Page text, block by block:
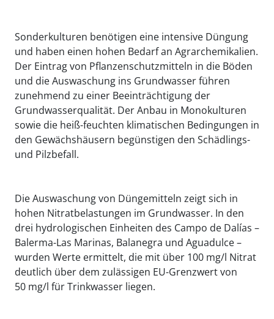
Sonderkulturen benötigen eine intensive Düngung
und haben einen hohen Bedarf an Agrarchemikalien.
Der Eintrag von Pflanzenschutzmitteln in die Böden
und die Auswaschung ins Grundwasser führen
zunehmend zu einer Beeinträchtigung der
Grundwasserqualität. Der Anbau in Monokulturen
sowie die heiß-feuchten klimatischen Bedingungen in
den Gewächshäusern begünstigen den Schädlings-
und Pilzbefall.
Die Auswaschung von Düngemitteln zeigt sich in
hohen Nitratbelastungen im Grundwasser. In den
drei hydrologischen Einheiten des Campo de Dalías –
Balerma-Las Marinas, Balanegra und Aguadulce –
wurden Werte ermittelt, die mit über 100 mg/l Nitrat
deutlich über dem zulässigen EU-Grenzwert von
50 mg/l für Trinkwasser liegen.